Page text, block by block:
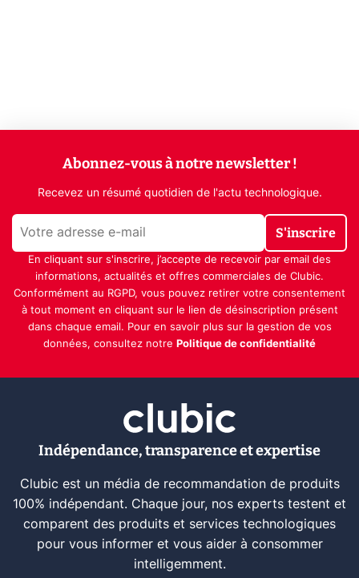
Abonnez-vous à notre newsletter !
Recevez un résumé quotidien de l'actu technologique.
S'inscrire
En cliquant sur s'inscrire, j’accepte de recevoir par email des
informations, actualités et offres commerciales de Clubic.
Conformément au RGPD, vous pouvez retirer votre consentement
à tout moment en cliquant sur le lien de désinscription présent
dans chaque email. Pour en savoir plus sur la gestion de vos
données, consultez notre Politique de confidentialité
Indépendance, transparence et expertise
Clubic est un média de recommandation de produits
100% indépendant. Chaque jour, nos experts testent et
comparent des produits et services technologiques
pour vous informer et vous aider à consommer
intelligemment.